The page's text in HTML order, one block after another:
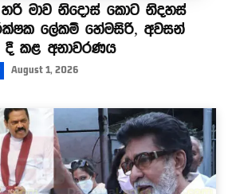
හරි මාව නිදොස් කොට නිදහස්
ලේකම් හේමසිරි, අවසන්
කළ අනාවරණය
August 1, 2026